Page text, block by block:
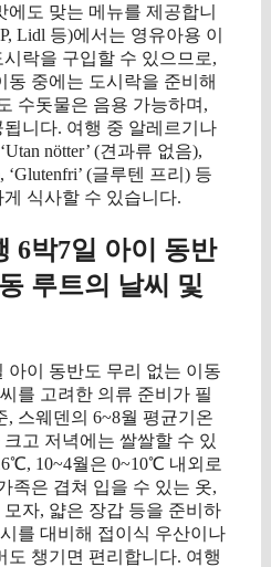
도 맞는 메뉴를 제공합니
Lidl 등)에서는 영유아용 이
락을 구입할 수 있으므로,
동 중에는 도시락을 준비해
수돗물은 음용 가능하며,
니다. 여행 중 알레르기나
nötter’ (견과류 없음),
‘Glutenfri’ (글루텐 프리) 등
식사할 수 있습니다.
6박7일 아이 동반
루트의 날씨 및
아이 동반도 무리 없는 이동
를 고려한 의류 준비가 필
, 스웨덴의 6~8월 평균기온
고 저녁에는 쌀쌀할 수 있
10~4월은 0~10℃ 내외로
족은 겹쳐 입을 수 있는 옷,
자, 얇은 장갑 등을 준비하
를 대비해 접이식 우산이나
도 챙기면 편리합니다. 여행